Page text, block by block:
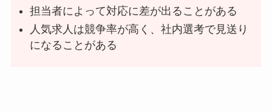
担当者によって対応に差が出ることがある
人気求人は競争率が高く、社内選考で見送り
になることがある